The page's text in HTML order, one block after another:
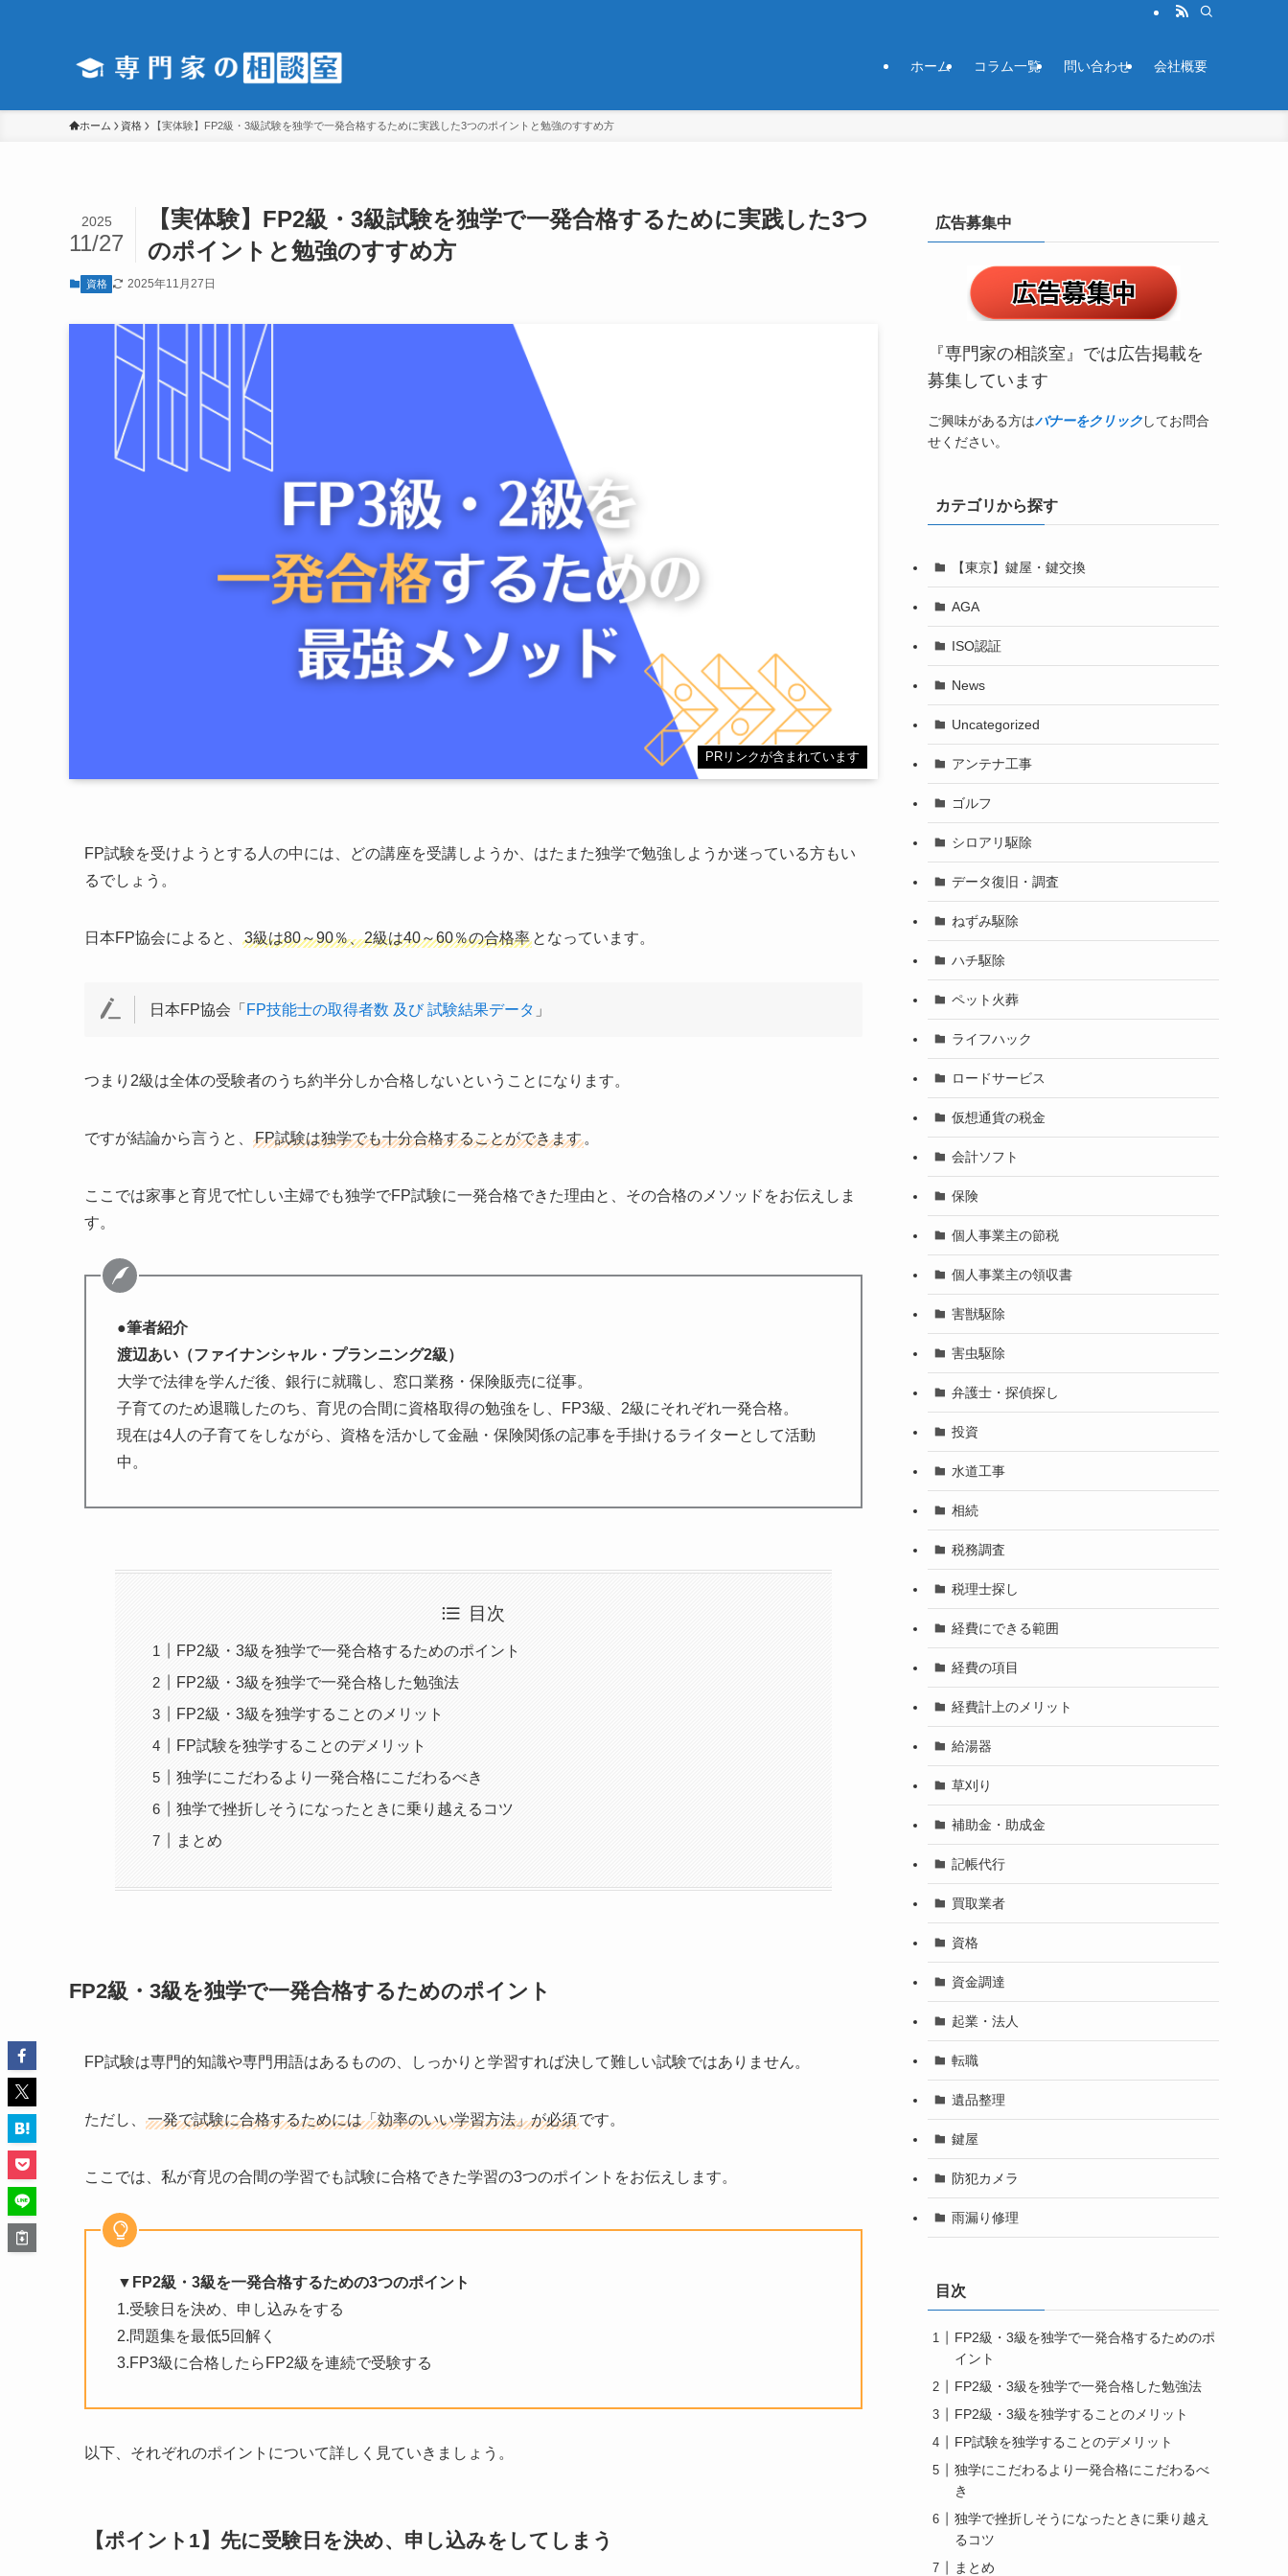
ホーム コラム一覧 問い合わせ 会社概要
ホーム 資格 【実体験】FP2級・3級試験を独学で一発合格するために実践した3つのポイントと勉強のすすめ方
【実体験】FP2級・3級試験を独学で一発合格するために実践した3つ
のポイントと勉強のすすめ方
2025
11/27
資格 2025年11月27日
PRリンクが含まれています
FP試験を受けようとする人の中には、どの講座を受講しようか、はたまた独学で勉強しようか迷っている方もい
るでしょう。
日本FP協会によると、 3級は80～90％、2級は40～60％の合格率 となっています。
日本FP協会「 FP技能士の取得者数 及び 試験結果データ 」
つまり2級は全体の受験者のうち約半分しか合格しないということになります。
ですが結論から言うと、 FP試験は独学でも十分合格することができます 。
ここでは家事と育児で忙しい主婦でも独学でFP試験に一発合格できた理由と、その合格のメソッドをお伝えしま
す。
●筆者紹介
渡辺あい（ファイナンシャル・プランニング2級）
大学で法律を学んだ後、銀行に就職し、窓口業務・保険販売に従事。
子育てのため退職したのち、育児の合間に資格取得の勉強をし、FP3級、2級にそれぞれ一発合格。
現在は4人の子育てをしながら、資格を活かして金融・保険関係の記事を手掛けるライターとして活動
中。
目次
FP2級・3級を独学で一発合格するためのポイント
FP2級・3級を独学で一発合格した勉強法
FP2級・3級を独学することのメリット
FP試験を独学することのデメリット
独学にこだわるより一発合格にこだわるべき
独学で挫折しそうになったときに乗り越えるコツ
まとめ
FP2級・3級を独学で一発合格するためのポイント
FP試験は専門的知識や専門用語はあるものの、しっかりと学習すれば決して難しい試験ではありません。
ただし、 一発で試験に合格するためには「効率のいい学習方法」が必須です。
ここでは、私が育児の合間の学習でも試験に合格できた学習の3つのポイントをお伝えします。
▼FP2級・3級を一発合格するための3つのポイント
1.受験日を決め、申し込みをする
2.問題集を最低5回解く
3.FP3級に合格したらFP2級を連続で受験する
以下、それぞれのポイントについて詳しく見ていきましょう。
【ポイント1】 先に受験日を決め、申し込みをしてしまう
広告募集中
『専門家の相談室』では広告掲載を
募集しています
ご興味がある方はバナーをクリックしてお問合
せください。
カテゴリから探す
【東京】鍵屋・鍵交換
AGA
ISO認証
News
Uncategorized
アンテナ工事
ゴルフ
シロアリ駆除
データ復旧・調査
ねずみ駆除
ハチ駆除
ペット火葬
ライフハック
ロードサービス
仮想通貨の税金
会計ソフト
保険
個人事業主の節税
個人事業主の領収書
害獣駆除
害虫駆除
弁護士・探偵探し
投資
水道工事
相続
税務調査
税理士探し
経費にできる範囲
経費の項目
経費計上のメリット
給湯器
草刈り
補助金・助成金
記帳代行
買取業者
資格
資金調達
起業・法人
転職
遺品整理
鍵屋
防犯カメラ
雨漏り修理
目次
FP2級・3級を独学で一発合格するためのポ
イント
FP2級・3級を独学で一発合格した勉強法
FP2級・3級を独学することのメリット
FP試験を独学することのデメリット
独学にこだわるより一発合格にこだわるべ
き
独学で挫折しそうになったときに乗り越え
るコツ
まとめ